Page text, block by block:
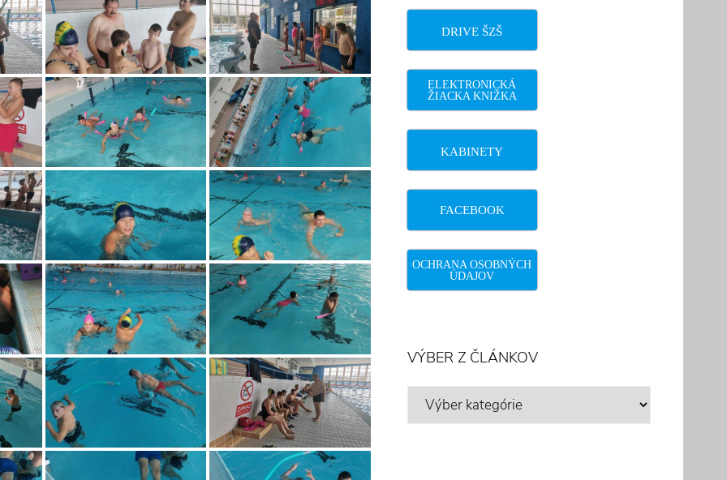
DRIVE ŠZŠ
ELEKTRONICKÁ
ŽIACKA KNIŽKA
KABINETY
FACEBOOK
OCHRANA OSOBNÝCH
ÚDAJOV
VÝBER Z ČLÁNKOV
VÝBER